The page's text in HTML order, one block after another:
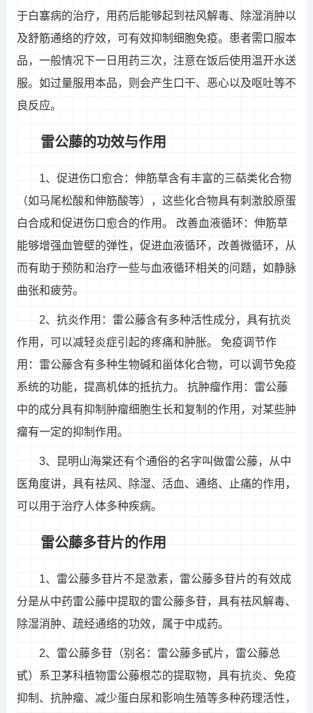
于白塞病的治疗，用药后能够起到祛风解毒、除湿消肿以
及舒筋通络的疗效，可有效抑制细胞免疫。患者需口服本
品，一般情况下一日用药三次，注意在饭后使用温开水送
服。如过量服用本品，则会产生口干、恶心以及呕吐等不
良反应。
雷公藤的功效与作用
1、促进伤口愈合：伸筋草含有丰富的三萜类化合物
（如马尾松酸和伸筋酸等），这些化合物具有刺激胶原蛋
白合成和促进伤口愈合的作用。 改善血液循环：伸筋草
能够增强血管壁的弹性，促进血液循环，改善微循环，从
而有助于预防和治疗一些与血液循环相关的问题，如静脉
曲张和疲劳。
2、抗炎作用：雷公藤含有多种活性成分，具有抗炎
作用，可以减轻炎症引起的疼痛和肿胀。 免疫调节作
用：雷公藤含有多种生物碱和甾体化合物，可以调节免疫
系统的功能，提高机体的抵抗力。 抗肿瘤作用：雷公藤
中的成分具有抑制肿瘤细胞生长和复制的作用，对某些肿
瘤有一定的抑制作用。
3、昆明山海棠还有个通俗的名字叫做雷公藤，从中
医角度讲，具有祛风、除湿、活血、通络、止痛的作用，
可以用于治疗人体多种疾病。
雷公藤多苷片的作用
1、雷公藤多苷片不是激素，雷公藤多苷片的有效成
分是从中药雷公藤中提取的雷公藤多苷，具有祛风解毒、
除湿消肿、疏经通络的功效，属于中成药。
2、雷公藤多苷（别名：雷公藤多甙片，雷公藤总
甙）系卫茅科植物雷公藤根芯的提取物，具有抗炎、免疫
抑制、抗肿瘤、减少蛋白尿和影响生殖等多种药理活性，